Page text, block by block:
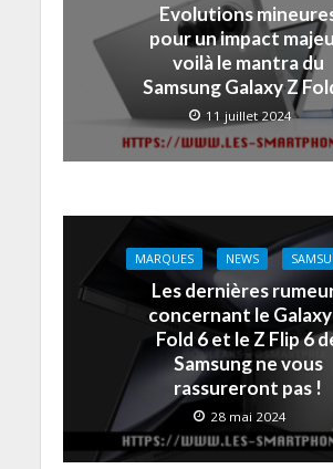
Evolutions
pour un impact
voilà le mantra du
Samsung Galaxy Z
11 juillet 2024
MARQUES NEWS
Les dernières
concernant le
Fold 6 et le Z Flip 6
Samsung ne vous
rassureront pas !
28 mai 2024